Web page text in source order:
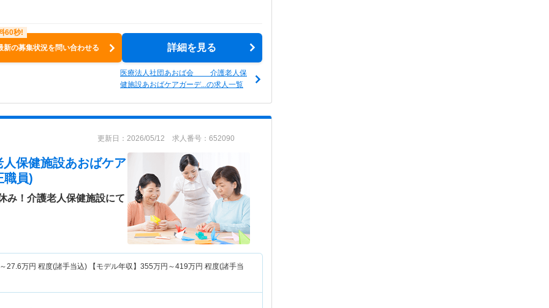
新の募集状況を問い合わせる 詳細を見る
医療法人社団あおば会 介護老人保
健施設あおばケアガーデ...の求人一覧
更新日：2026/05/12 求人番号：652090
保健施設あおばケア
職員)
み！介護老人保健施設にて
27.6万円 程度(諸手当込) 【モデル年収】 355万円～419万円 程度(諸手当